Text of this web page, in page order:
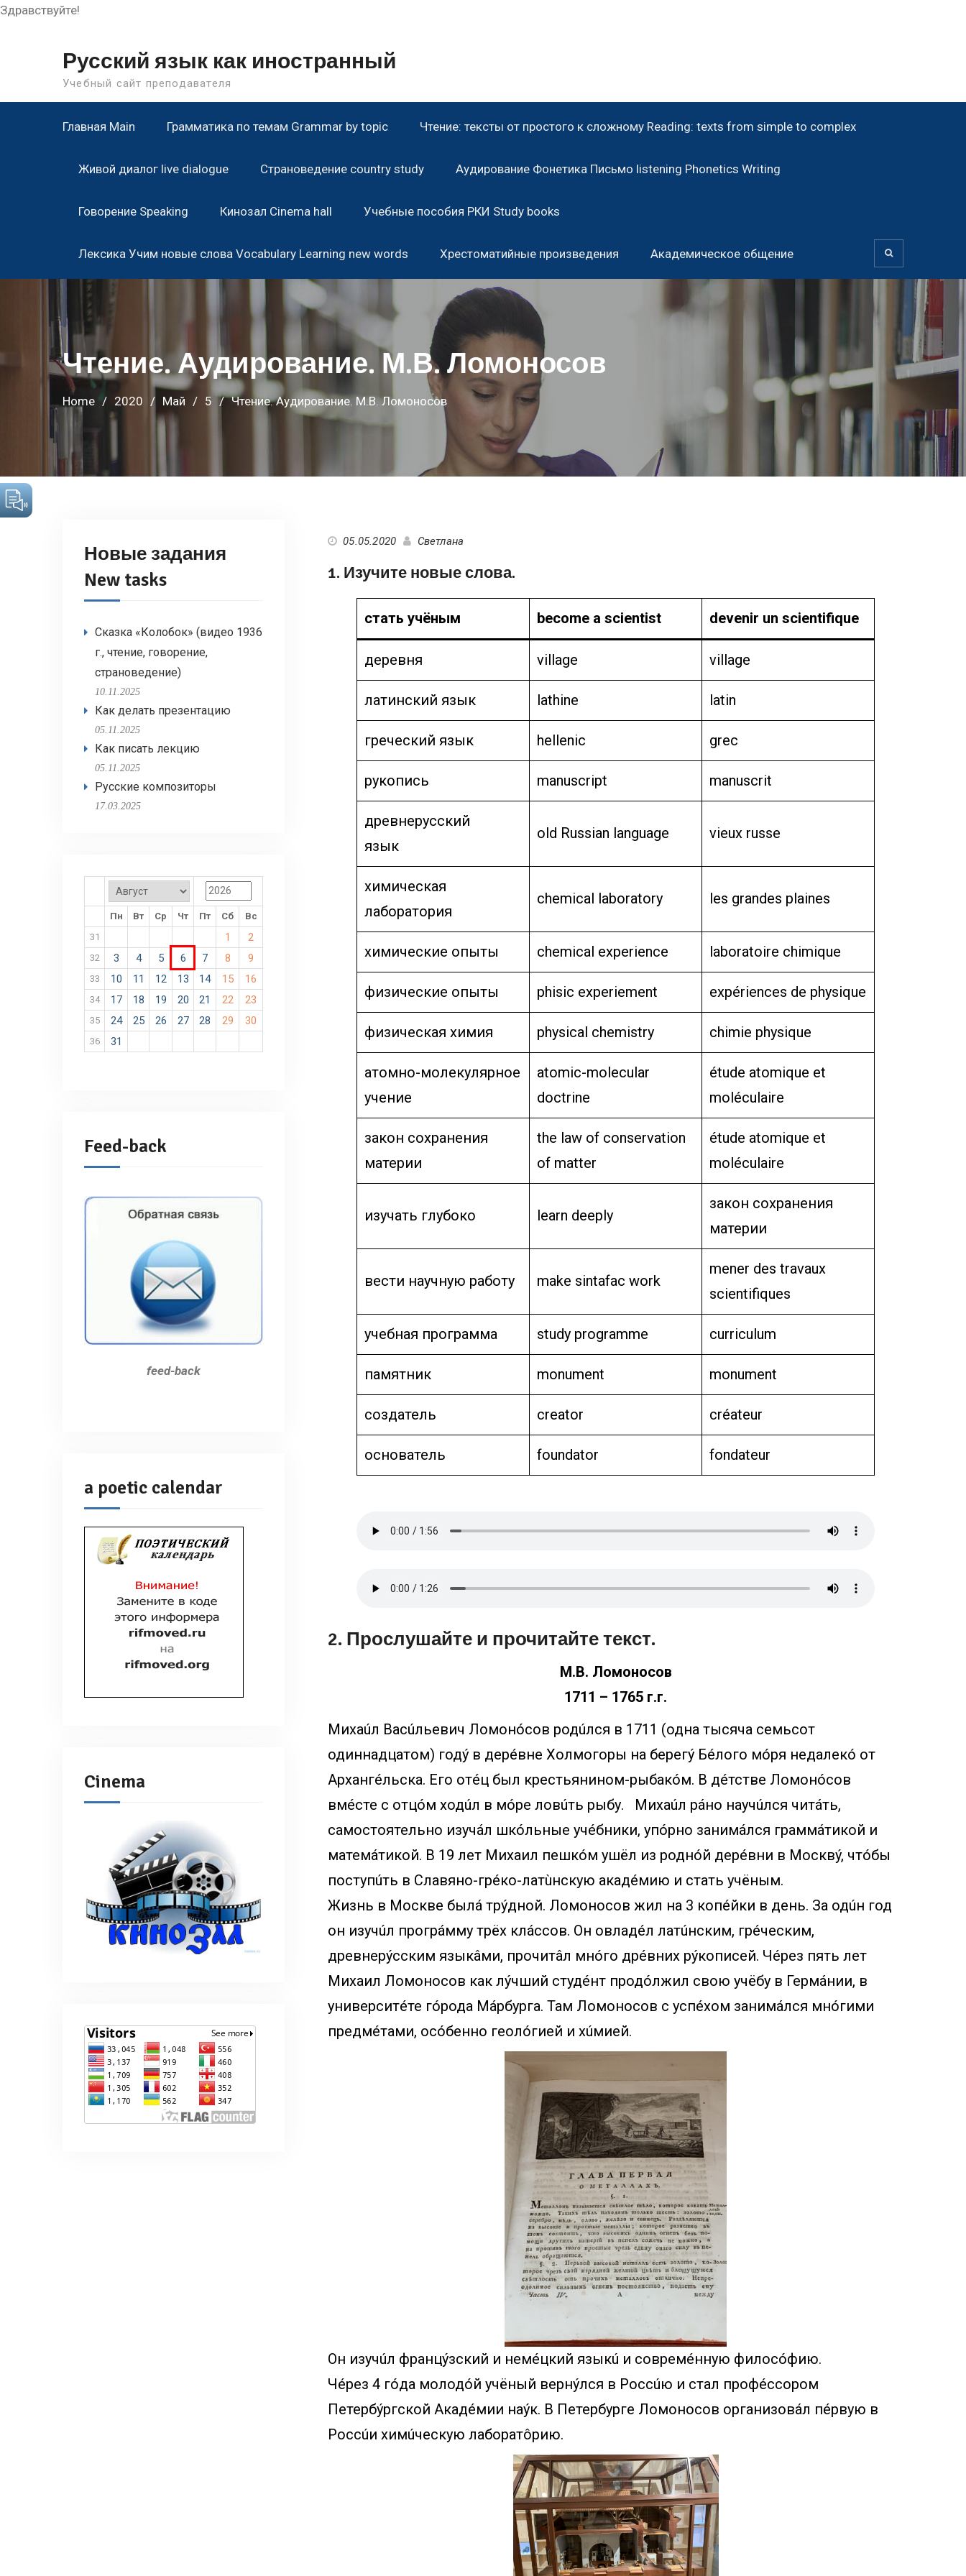
Здравствуйте!
Русский язык как иностранный
Учебный сайт преподавателя
Главная Main Грамматика по темам Grammar by topic Чтение: тексты от простого к сложному Reading: texts from simple to complex
Живой диалог live dialogue Страноведение country study Аудирование Фонетика Письмо listening Phonetics Writing
Говорение Speaking Кинозал Cinema hall Учебные пособия РКИ Study books
Лексика Учим новые слова Vocabulary Learning new words Хрестоматийные произведения Академическое общение
Чтение. Аудирование. М.В. Ломоносов
Home 2020 Май 5 Чтение. Аудирование. М.В. Ломоносов
05.05.2020 Светлана
1. Изучите новые слова.
стать учёным become a scientist devenir un scientifique
деревня village village
латинский язык lathine latin
греческий язык hellenic grec
рукопись manuscript manuscrit
древнерусский
язык
old Russian language vieux russe
химическая
лаборатория
chemical laboratory les grandes plaines
химические опыты chemical experience laboratoire chimique
физические опыты phisic experiement expériences de physique
физическая химия physical chemistry chimie physique
атомно-молекулярное
учение
atomic-molecular
doctrine
étude atomique et
moléculaire
закон сохранения
материи
the law of conservation
of matter
étude atomique et
moléculaire
изучать глубоко learn deeply
закон сохранения
материи
вести научную работу make sintafac work
mener des travaux
scientifiques
учебная программа study programme curriculum
памятник monument monument
создатель creator créateur
основатель foundator fondateur
2. Прослушайте и прочитайте текст.
М.В. Ломоносов
1711 – 1765 г.г.
Михаúл Васúльевич Ломонóсов родúлся в 1711 (одна тысяча семьсот
одиннадцатом) годý в дерéвне Холмогоры на берегý Бéлого мóря недалекó от
Архангéльска. Его отéц был крестьянином-рыбакóм. В дéтстве Ломонóсов
вмéсте с отцóм ходúл в мóре ловúть рыбу. Михаúл рáно научúлся читáть,
самостоятельно изучáл шкóльные учéбники, упóрно занимáлся граммáтикой и
матемáтикой. В 19 лет Михаил пешкóм ушёл из роднóй дерéвни в Москвý, чтóбы
поступúть в Славяно-грéко-латùнскую акадéмию и стать учёным.
Жизнь в Москве былá трýдной. Ломоносов жил на 3 копéйки в день. За одúн год
он изучúл прогрáмму трёх клáссов. Он овладéл латúнским, грéческим,
древнерýсским языкâми, прочитâл мнóго дрéвних рýкописей. Чéрез пять лет
Михаил Ломоносов как лýчший студéнт продóлжил свою учёбу в Гермáнии, в
университéте гóрода Мáрбурга. Там Ломоносов с успéхом занимáлся мнóгими
предмéтами, осóбенно геолóгией и хúмией.
Он изучúл францýзский и немéцкий языкú и совремéнную филосóфию.
Чéрез 4 гóда молодóй учёный вернýлся в Россúю и стал профéссором
Петербýргской Акадéмии наýк. В Петербурге Ломоносов организовáл пéрвую в
Россúи химúческую лаборатôрию.
Новые задания
New tasks
Сказка «Колобок» (видео 1936
г., чтение, говорение,
страноведение)
10.11.2025
Как делать презентацию
05.11.2025
Как писать лекцию
05.11.2025
Русские композиторы
17.03.2025
Пн Вт Ср Чт Пт Сб
Вс
31
1 2
32 3 4 5 6 7 8 9
33 10 11 12 13 14 15 16
34 17 18 19 20 21 22 23
35 24 25 26 27 28 29 30
36 31
Feed-back
feed-back
a poetic calendar
Cinema